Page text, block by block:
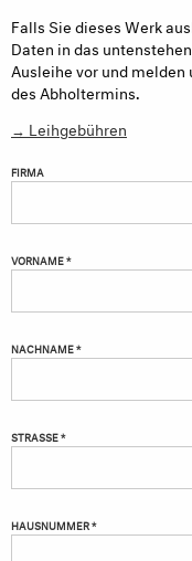
Falls Sie dieses Werk
Daten in das
Ausleihe vor und
des Abholtermins.
→ Leihgebühren
FIRMA
VORNAME *
NACHNAME *
STRASSE *
HAUSNUMMER *